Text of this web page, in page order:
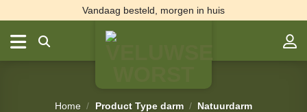
naar
inhoud
Vandaag besteld, morgen in huis
Home / Product Type darm / Natuurdarm